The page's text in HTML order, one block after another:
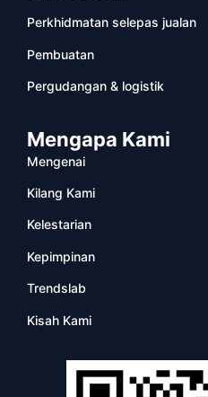
Perkhidmatan selepas jualan
Pembuatan
Pergudangan & logistik
Mengapa Kami
Mengenai
Kilang Kami
Kelestarian
Kepimpinan
Trendslab
Kisah Kami